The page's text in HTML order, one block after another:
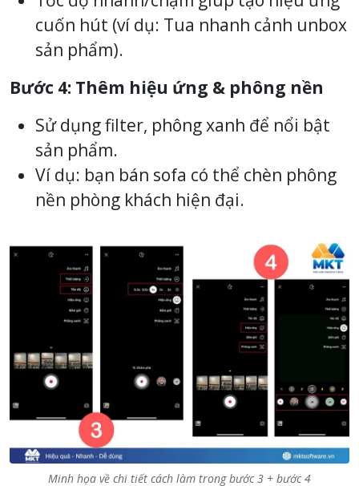
cuốn hút (ví dụ: Tua nhanh cảnh unbox
sản phẩm).
Bước 4: Thêm hiệu ứng & phông nền
Sử dụng filter, phông xanh để nổi bật
sản phẩm.
Ví dụ: bạn bán sofa có thể chèn phông
nền phòng khách hiện đại.
Minh họa về chi tiết cách làm trong bước 3 + bước 4